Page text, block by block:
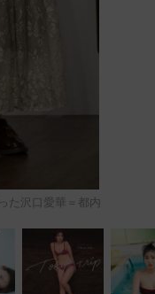
た沢口愛華＝都内